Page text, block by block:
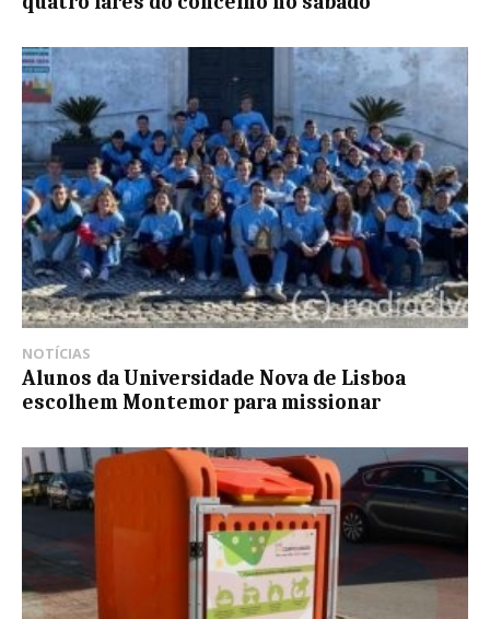
NOTÍCIAS
Alunos da Universidade Nova de Lisboa
escolhem Montemor para missionar